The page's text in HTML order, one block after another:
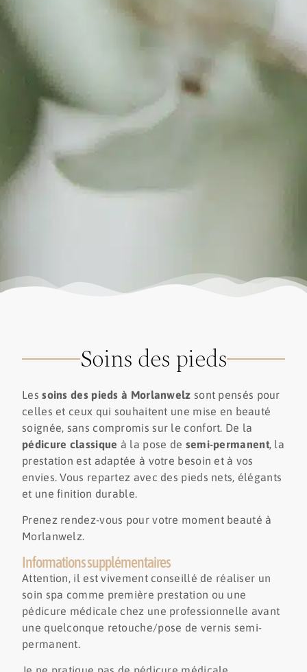
Soins des pieds
Lessoins des pieds à Morlanwelz sont pensés pour
celles et ceux qui souhaitent une mise en beauté
soignée, sans compromis sur le confort. De la
pédicure classique à la pose de semi-permanent, la
prestation est adaptée à votre besoin et à vos
envies. Vous repartez avec des pieds nets, élégants
et une finition durable.
Prenez rendez-vous pour votre moment beauté à
Morlanwelz.
Informations supplémentaires
Attention, il est vivement conseillé de réaliser un
soin spa comme première prestation ou une
pédicure médicale chez une professionnelle avant
une quelconque retouche/pose de vernis semi-
permanent.